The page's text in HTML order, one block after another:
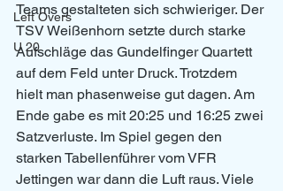
Left Overs
U 20
Teams gestalteten sich schwieriger. Der
TSV Weißenhorn setzte durch starke
Aufschläge das Gundelfinger Quartett
auf dem Feld unter Druck. Trotzdem
hielt man phasenweise gut dagen. Am
Ende gabe es mit 20:25 und 16:25 zwei
Satzverluste. Im Spiel gegen den
starken Tabellenführer vom VFR
Jettingen war dann die Luft raus. Viele